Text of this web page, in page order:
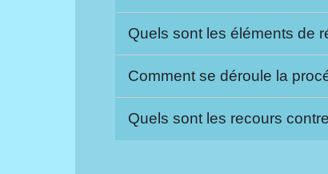
Quels sont les éléments de
Comment se déroule la
Quels sont les recours